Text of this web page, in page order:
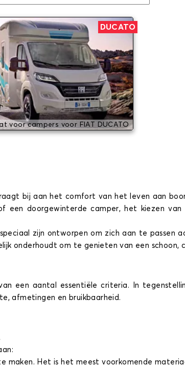
DUCATO
voor campers voor FIAT DUCATO
bij aan het comfort van het leven aan
doorgewinterde camper, het kiezen
zijn ontworpen om zich aan te passen
onderhoudt om te genieten van een schoon,
een aantal essentiële criteria. In
afmetingen en bruikbaarheid.
maken. Het is het meest voorkomende